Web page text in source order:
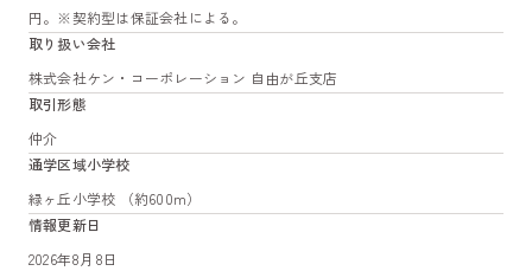
円。※契約型は保証会社による。
取り扱い会社
株式会社ケン・コーポレーション 自由が丘支店
取引形態
仲介
通学区域小学校
緑ヶ丘小学校 （約600m）
情報更新日
2026年8月8日